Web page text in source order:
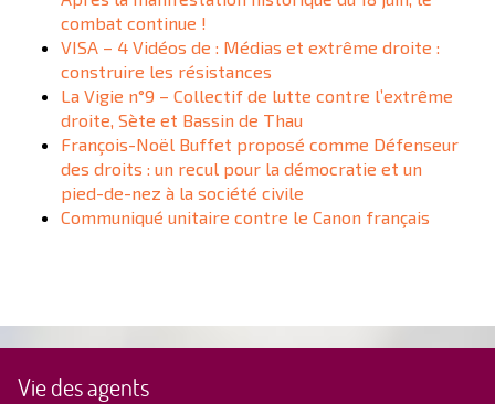
combat continue !
VISA – 4 Vidéos de : Médias et extrême droite :
construire les résistances
La Vigie n°9 – Collectif de lutte contre l’extrême
droite, Sète et Bassin de Thau
François-Noël Buffet proposé comme Défenseur
des droits : un recul pour la démocratie et un
pied-de-nez à la société civile
Communiqué unitaire contre le Canon français
Vie des agents